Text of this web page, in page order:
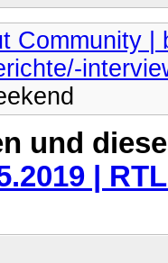
Community |
und
|